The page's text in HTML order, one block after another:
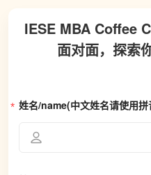
IESE MBA Coffee
面对面，探索
姓名/name(中文姓名请使用拼